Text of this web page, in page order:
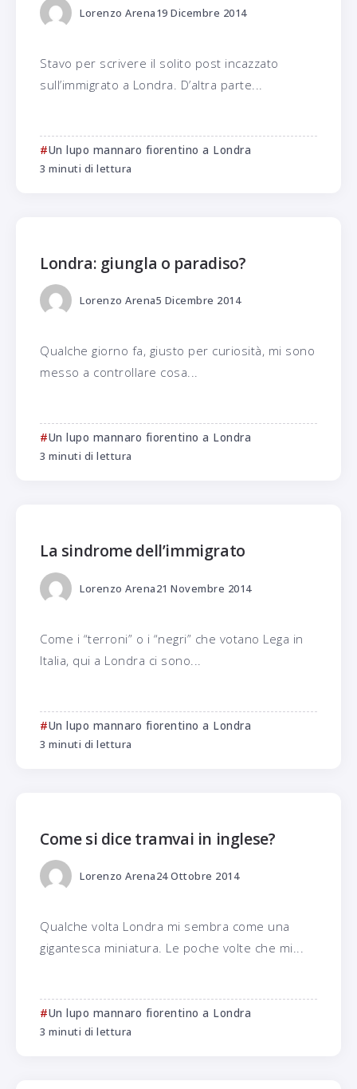
Lorenzo Arena19 Dicembre 2014
Stavo per scrivere il solito post incazzato
sull’immigrato a Londra. D’altra parte...
Un lupo mannaro fiorentino a Londra
3 minuti di lettura
Londra: giungla o paradiso?
Lorenzo Arena5 Dicembre 2014
Qualche giorno fa, giusto per curiosità, mi sono
messo a controllare cosa...
Un lupo mannaro fiorentino a Londra
3 minuti di lettura
La sindrome dell’immigrato
Lorenzo Arena21 Novembre 2014
Come i “terroni” o i “negri” che votano Lega in
Italia, qui a Londra ci sono...
Un lupo mannaro fiorentino a Londra
3 minuti di lettura
Come si dice tramvai in inglese?
Lorenzo Arena24 Ottobre 2014
Qualche volta Londra mi sembra come una
gigantesca miniatura. Le poche volte che mi...
Un lupo mannaro fiorentino a Londra
3 minuti di lettura